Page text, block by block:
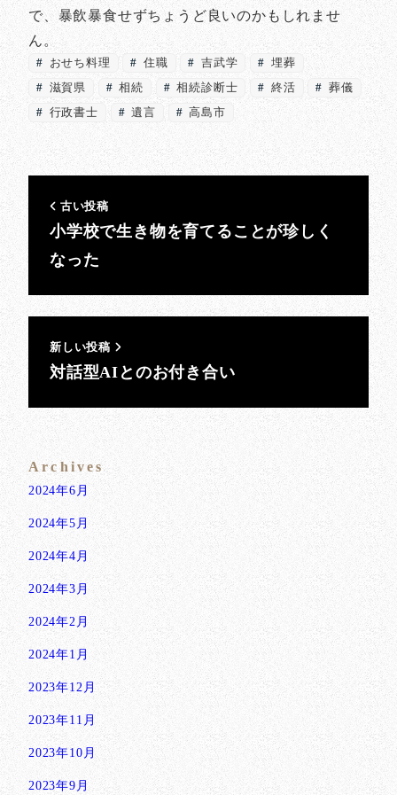
で、暴飲暴食せずちょうど良いのかもしれませ
ん。
おせち料理 住職 吉武学
埋葬
滋賀県
相続 相続診断士 終活
葬儀
行政書士
遺言 高島市
古い投稿
小学校で生き物を育てることが珍しく
なった
新しい投稿
対話型AIとのお付き合い
Archives
2024年6月
2024年5月
2024年4月
2024年3月
2024年2月
2024年1月
2023年12月
2023年11月
2023年10月
2023年9月